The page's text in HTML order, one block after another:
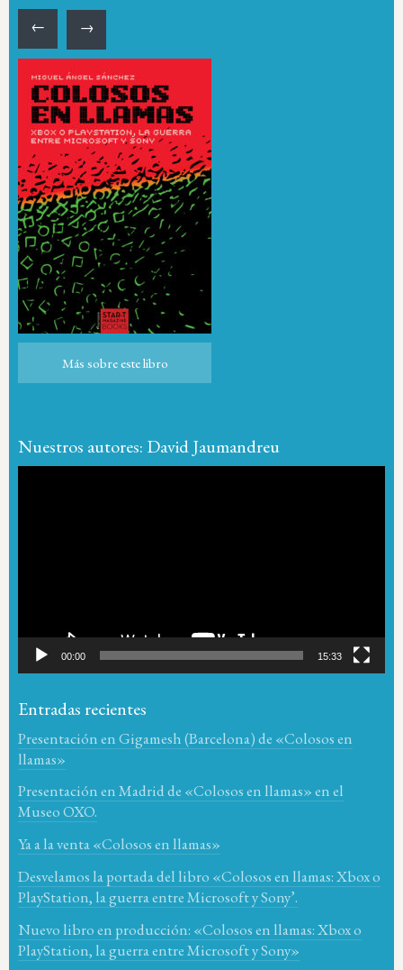
← →
Más sobre este libro
Nuestros autores: David Jaumandreu
00:00 15:33
Entradas recientes
Presentación en Gigamesh (Barcelona) de «Colosos en
llamas»
Presentación en Madrid de «Colosos en llamas» en el
Museo OXO.
Ya a la venta «Colosos en llamas»
Desvelamos la portada del libro «Colosos en llamas: Xbox o
PlayStation, la guerra entre Microsoft y Sony’.
Nuevo libro en producción: «Colosos en llamas: Xbox o
PlayStation, la guerra entre Microsoft y Sony»